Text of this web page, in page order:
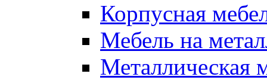
Корпусная
Мебель на
Металлическая